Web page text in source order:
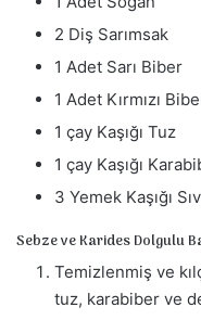
2 Diş Sarımsak
1 Adet Sarı Biber
1 Adet Kırmızı
1 çay Kaşığı Tuz
1 çay Kaşığı
3 Yemek Kaşığı
Sebze ve Karides Dolgulu
Temizlenmiş ve
tuz, karabiber ve